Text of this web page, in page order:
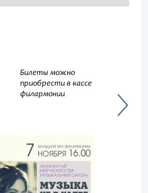
Билеты можно
приобрести в кассе
филармонии